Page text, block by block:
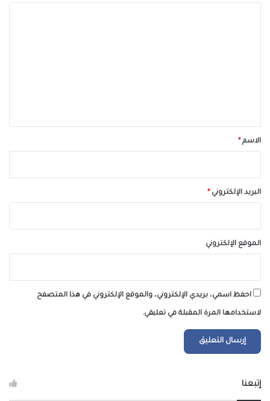
*الاسم*
البريد الإلكتروني*
الموقع الإلكتروني
احفظ اسمي، بريدي الإلكتروني، والموقع الإلكتروني في هذا المتصفح
لاستخدامها المرة المقبلة في تعليقي.
إتبعنا